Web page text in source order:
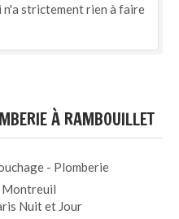
n'a strictement rien à faire
À RAMBOUILLET
- Plomberie
Montreuil
Nuit et Jour